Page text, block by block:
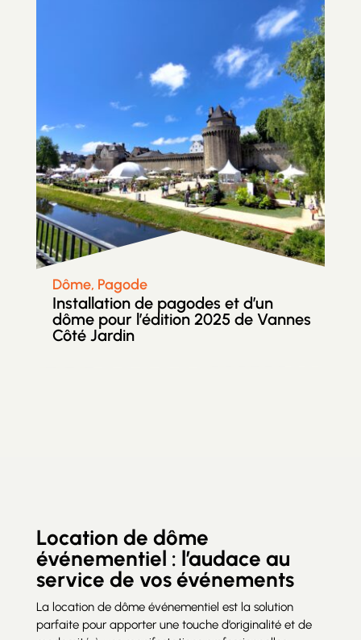
Dôme, Pagode
Installation de pagodes et d’un
dôme pour l’édition 2025 de Vannes
Côté Jardin
Location de dôme
événementiel : l’audace au
service de vos événements
La location de dôme événementiel est la solution
parfaite pour apporter une touche d’originalité et de